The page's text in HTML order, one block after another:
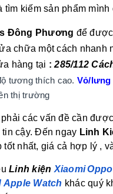
tìm kiếm sản phẩm mình
Đông Phương để
chữa một cách nhanh
hàng tại :285/112
tương thích cao. Vỏ/lưng
thị trường
các vấn đề cần
cậy. Đến ngay Linh
tốt nhất, giá cả hợp lý ,
Linh kiện XiaomiOppo
Apple Watch khác quý